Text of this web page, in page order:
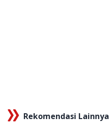
Rekomendasi Lainnya